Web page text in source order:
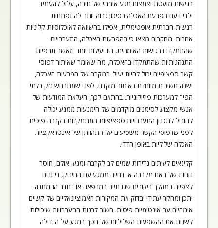
רגישות מועטת וצמצום מגע אימהי של חיבה, עלול להעמיד
ילדים עם הפרעת האכלה בסיכון גבוה יותר להתפתחות
רגשית-חברתית אופטימלית, אפילו בהשוואה לאוכלוסיות קליניות
אחרות. מחקרים מצאו כי בהפרעות האכלה, התערבויות
שהתמקדו ברגישות האימהית, היו יעילות יותר מאשר תרפיות
התנהגותיות שהתמקדו בהאכלה, מה שאומר שאיתור דפוסי
קשר ספציפיים יכול להיות יעיל. במקרה של הפרעות האכלה,
ישנה חשיבות מיוחדת באיתור מוקדם, לפני שמתרחש נזק בלתי
הפיך למערכות פיזיולוגיות. בהתאם לכך, העלאת המודעות של
אנשי מקצוע לסימנים מוקדמים של הימנעות ממגע יכולה
להוביל לתכנון התערבויות ספציפיות המתמקדות בקרבה פיסית
לפני שדפוסי הקשר משפיעים על התהוותן של אינטראקציות
האכלה שליליות באופן הדדי.
קלינאים לעיתים נדירות שמים לב לקרבה ומגע. אולם, חוסר
נוחות של האם מקרבה או דחייה ממגע עם התינוק, ניתנים
לצפייה במהלך ביקורים שגרתיים במרפאה או בחדר ההמתנה.
יתכן ומחקר עתידי יבדוק את המקורות האמוציונאליים של קשיים
אימהיים עם אינטימיות פיסית. חשוב לבנות התערבויות שיכולות
לשנות את ההשפעות השליליות של חסך במגע על הגדילה